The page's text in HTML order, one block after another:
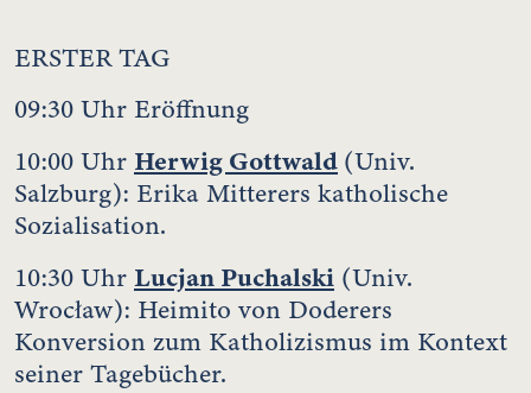
ERSTER TAG
09:30 Uhr Eröffnung
10:00 Uhr Herwig Gottwald (Univ.
Salzburg): Erika Mitterers katholische
Sozialisation.
10:30 Uhr Lucjan Puchalski (Univ.
Wrocław): Heimito von Doderers
Konversion zum Katholizismus im Kontext
seiner Tagebücher.